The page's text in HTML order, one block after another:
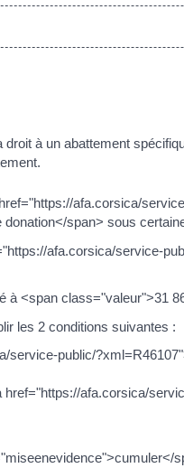
droit à un abattement
afa.corsica/
span> sous
afa.corsica/service-
à <span class="valeur">31
les 2 conditions suivantes :
service-public/
href="https://afa.corsica/